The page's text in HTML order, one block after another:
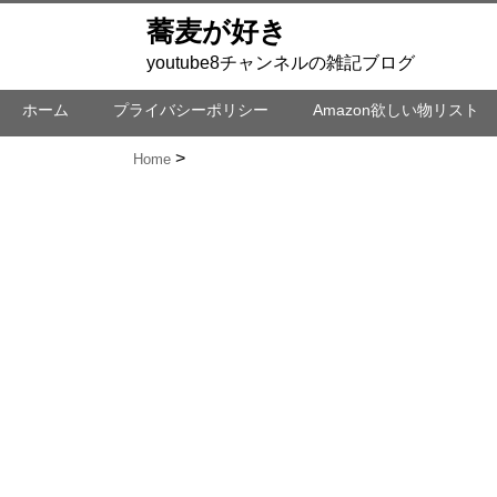
蕎麦が好き
youtube8チャンネルの雑記ブログ
ホーム プライバシーポリシー Amazon欲しい物リスト
Home